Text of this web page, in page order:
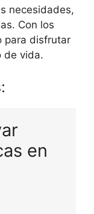
necesidades,
Con los
para disfrutar
de vida.
en